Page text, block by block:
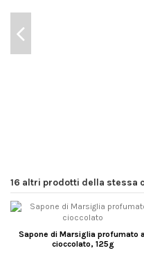
16 altri prodotti della stessa
Sapone di Marsiglia profumato
cioccolato, 125g